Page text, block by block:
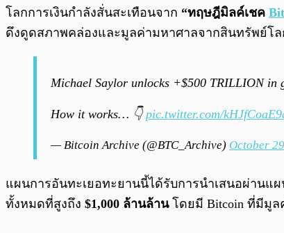
พร้อมเล่น
โลกการเงินกำลังสั่นสะเทือนจาก “ทฤษฎีมิลค์เชค
ดึงดูดสภาพคล่องและมูลค่ามหาศาลจากสินทรัพย์โ
Michael Saylor unlocks +$500 TRILLION
How it works… 👇 pic.twitter.com/
— Bitcoin Archive (@BTC_Archive) October
แผนการอันทะเยอทะยานนี้ได้รับการนำเสนอผ่านแ
ทั้งหมดที่สูงถึง $1,000 ล้านล้านโดยมี Bitcoin ที่มีมูล